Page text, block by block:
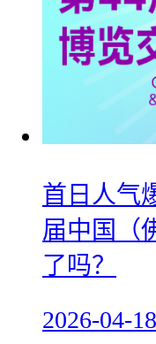
首日人气
届中国（
了吗？
2026-04-18